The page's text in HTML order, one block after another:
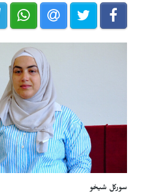
سوركل شيخو